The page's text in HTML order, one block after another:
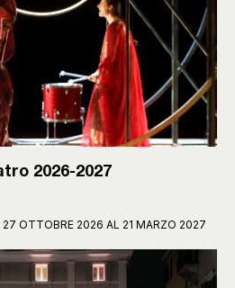
2026-2027
27 OTTOBRE 2026 AL 21 MARZO 2027